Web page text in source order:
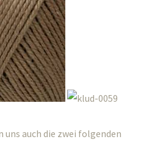
uns auch die zwei folgenden